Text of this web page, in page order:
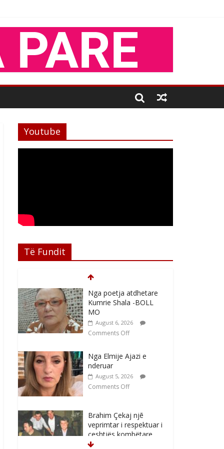
Youtube
Të Fundit
Nga poetja atdhetare
Kumrie Shala -BOLL
MO
August 6, 2026
Comments Off
Nga Elmije Ajazi e
nderuar
August 5, 2026
Comments Off
Brahim Çekaj njē
veprimtar i respektuar i
çeshtjës kombëtare